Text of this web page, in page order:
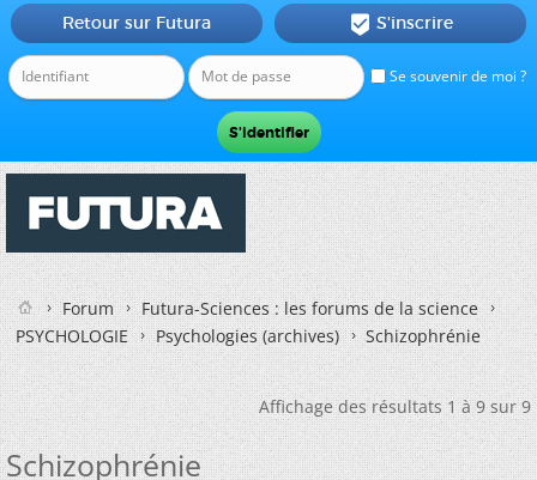
Se souvenir de moi ?
Retour sur Futura  S'inscrire
Forum
Futura-Sciences : les forums de la science
PSYCHOLOGIE
Psychologies (archives) Schizophrénie
Affichage des résultats 1 à 9 sur 9
Schizophrénie